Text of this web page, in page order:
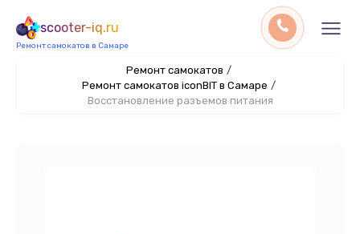
scooter-iq.ru
Ремонт самокатов в Самаре
Ремонт самокатов /
Ремонт самокатов iconBIT в Самаре /
Восстановление разъемов питания